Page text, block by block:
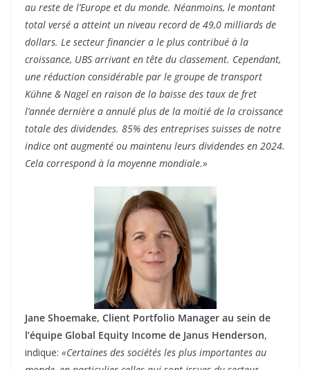
au reste de l’Europe et du monde. Néanmoins, le montant
total versé a atteint un niveau record de 49,0 milliards de
dollars. Le secteur financier a le plus contribué à la
croissance, UBS arrivant en tête du classement. Cependant,
une réduction considérable par le groupe de transport
Kühne & Nagel en raison de la baisse des taux de fret
l’année dernière a annulé plus de la moitié de la croissance
totale des dividendes. 85% des entreprises suisses de notre
indice ont augmenté ou maintenu leurs dividendes en 2024.
Cela correspond à la moyenne mondiale.»
Jane Shoemake, Client Portfolio Manager au sein de
l’équipe Global Equity Income de Janus Henderson,
indique: «Certaines des sociétés les plus importantes au